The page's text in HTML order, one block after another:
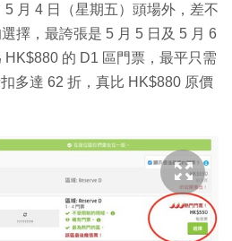
月 4 日（星期五）頭場外，差不
擇，最誇張是 5 月 5 日及 5 月 6
HK$880 的 D1 區門票，最平只需
多達 62 折，真比 HK$880 原價